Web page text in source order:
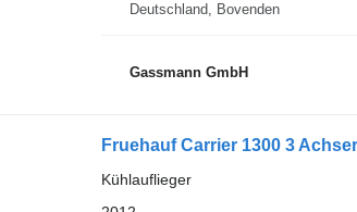
Deutschland, Bovenden
Gassmann GmbH
Fruehauf Carrier 1300 3
Kühlauflieger